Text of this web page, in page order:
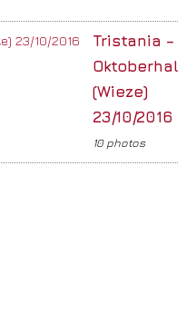
Tristania –
(Wieze)
23/10/2016
10 photos